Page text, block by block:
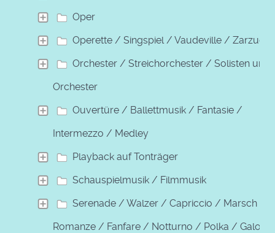
Oper
Operette / Singspiel / Vaudeville / Zarzuela
Orchester / Streichorchester / Solisten und
Orchester
Ouvertüre / Ballettmusik / Fantasie /
Intermezzo / Medley
Playback auf Tonträger
Schauspielmusik / Filmmusik
Serenade / Walzer / Capriccio / Marsch /
Romanze / Fanfare / Notturno / Polka / Galopp